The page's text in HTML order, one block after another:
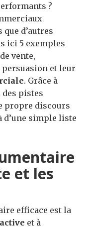
?
d’autres
ici 5 exemples
vente,
et leur
. Grâce à
des pistes
propre discours
d’une simple liste
et les
efficace est la
et à